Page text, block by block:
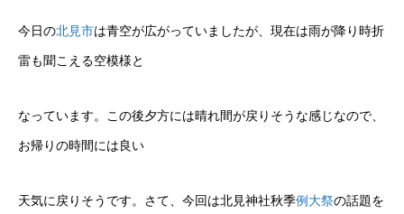
今日の北見市は青空が広がっていましたが、現在は雨が降り時折
雷も聞こえる空模様と
なっています。この後夕方には晴れ間が戻りそうな感じなので、
お帰りの時間には良い
天気に戻りそうです。さて、今回は北見神社秋季例大祭の話題を